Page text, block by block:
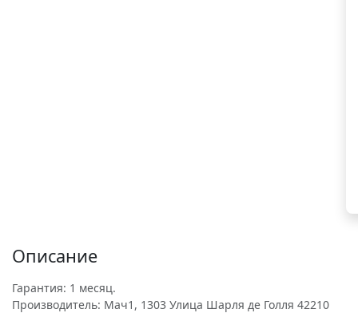
Описание
Гарантия: 1 месяц.
Производитель: Мач1, 1303 Улица Шарля де Голля 42210